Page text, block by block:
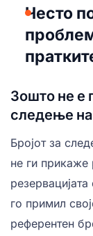
Често
Зошто не е
следење
Бројот за
не ги прикаже
го примил
референтен